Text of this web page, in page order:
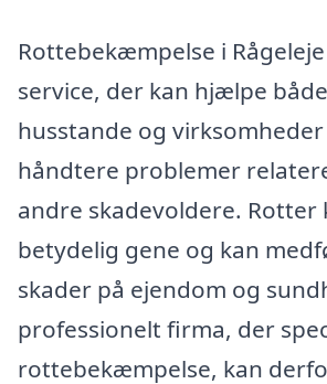
Rottebekæmpelse i
service, der kan hjælpe
husstande og
håndtere problemer
andre skadevoldere. Rotter
betydelig gene og kan
skader på ejendom og
professionelt firma, der
rottebekæmpelse, kan